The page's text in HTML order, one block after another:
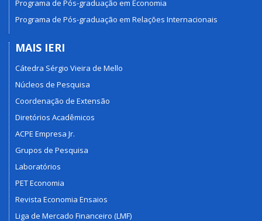
Programa de Pós-graduação em Economia
Programa de Pós-graduação em Relações Internacionais
MAIS IERI
Cátedra Sérgio Vieira de Mello
Núcleos de Pesquisa
Coordenação de Extensão
Diretórios Acadêmicos
ACPE Empresa Jr.
Grupos de Pesquisa
Laboratórios
PET Economia
Revista Economia Ensaios
Liga de Mercado Financeiro (LMF)